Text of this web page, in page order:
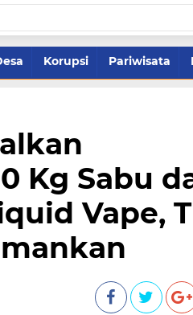
Korupsi Pariwisata
Kg Sabu
Vape,